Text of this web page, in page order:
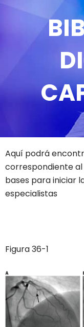
Aquí podrá
correspondiente al
bases para iniciar
especialistas
Figura 36-1